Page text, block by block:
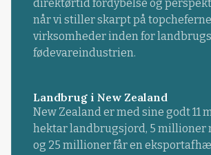
direktørtid fordybelse og
når vi stiller skarpt på
virksomheder inden for
fødevareindustrien.
Landbrug i New Zealand
New Zealand er med sine godt 11
hektar landbrugsjord, 5 millioner
og 25 millioner får en